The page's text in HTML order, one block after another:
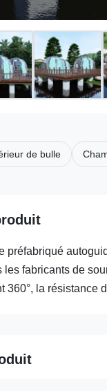
de bulle
préfabriqué
les fabricants de
360°, la résistance